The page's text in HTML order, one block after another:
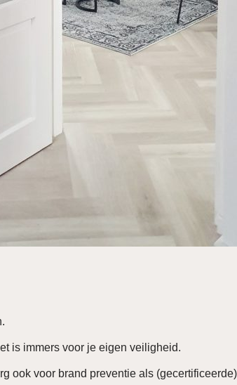
is immers voor je eigen veiligheid.
ook voor brand preventie als